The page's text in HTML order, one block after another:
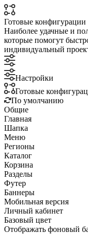
Готовые конфигурации
Наиболее удачные и
которые помогут
индивидуальный
Настройки
Готовые
По умолчанию
Общие
Главная
Шапка
Меню
Регионы
Каталог
Корзина
Разделы
Футер
Баннеры
Мобильная версия
Личный кабинет
Базовый цвет
Отображать фоновый